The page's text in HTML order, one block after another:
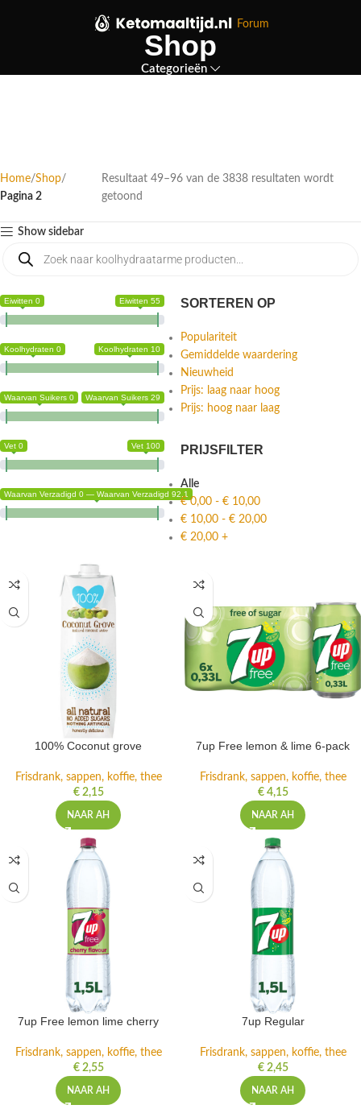
Forum
Shop
Categorieën
Home Shop
Pagina 2
Resultaat 49–96 van de 3838 resultaten wordt
getoond
Show sidebar
Eiwitten 0 Eiwitten 55
Koolhydraten 0 Koolhydraten 10
Waarvan Suikers 0 Waarvan Suikers 29
Vet 0 Vet 100
Waarvan Verzadigd 0 — Waarvan Verzadigd 92.1
SORTEREN OP
Populariteit
Gemiddelde waardering
Nieuwheid
Prijs: laag naar hoog
Prijs: hoog naar laag
PRIJSFILTER
Alle
€0,00 - € 10,00
€ 10,00 - € 20,00
€ 20,00 +
100% Coconut grove
Frisdrank, sappen, koffie, thee
€2,15
NAAR AH
7up Free lemon & lime 6-pack
Frisdrank, sappen, koffie, thee
€4,15
NAAR AH
7up Free lemon lime cherry
Frisdrank, sappen, koffie, thee
€2,55
NAAR AH
7up Regular
Frisdrank, sappen, koffie, thee
€2,45
NAAR AH